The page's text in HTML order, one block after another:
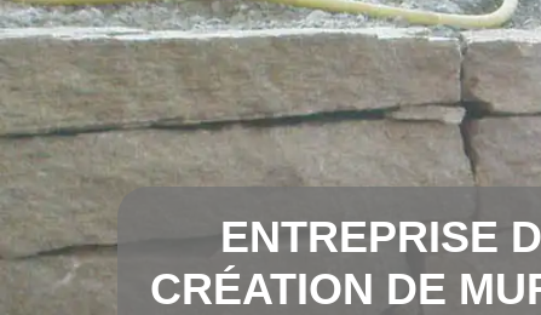
ENTREPRISE
CRÉATION DE